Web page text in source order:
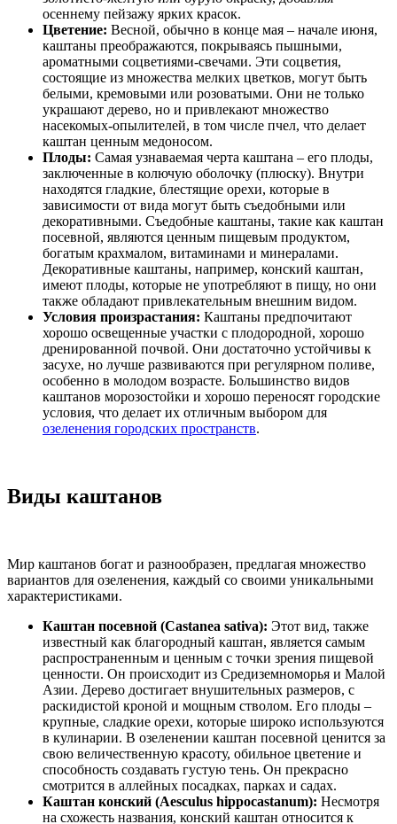
осеннему пейзажу ярких красок.
Цветение: Весной, обычно в конце мая – начале июня,
каштаны преображаются, покрываясь пышными,
ароматными соцветиями-свечами. Эти соцветия,
состоящие из множества мелких цветков, могут быть
белыми, кремовыми или розоватыми. Они не только
украшают дерево, но и привлекают множество
насекомых-опылителей, в том числе пчел, что делает
каштан ценным медоносом.
Плоды: Самая узнаваемая черта каштана – его плоды,
заключенные в колючую оболочку (плюску). Внутри
находятся гладкие, блестящие орехи, которые в
зависимости от вида могут быть съедобными или
декоративными. Съедобные каштаны, такие как каштан
посевной, являются ценным пищевым продуктом,
богатым крахмалом, витаминами и минералами.
Декоративные каштаны, например, конский каштан,
имеют плоды, которые не употребляют в пищу, но они
также обладают привлекательным внешним видом.
Условия произрастания: Каштаны предпочитают
хорошо освещенные участки с плодородной, хорошо
дренированной почвой. Они достаточно устойчивы к
засухе, но лучше развиваются при регулярном поливе,
особенно в молодом возрасте. Большинство видов
каштанов морозостойки и хорошо переносят городские
условия, что делает их отличным выбором для
озеленения городских пространств.
Виды каштанов
Мир каштанов богат и разнообразен, предлагая множество
вариантов для озеленения, каждый со своими уникальными
характеристиками.
Каштан посевной (Castanea sativa): Этот вид, также
известный как благородный каштан, является самым
распространенным и ценным с точки зрения пищевой
ценности. Он происходит из Средиземноморья и Малой
Азии. Дерево достигает внушительных размеров, с
раскидистой кроной и мощным стволом. Его плоды –
крупные, сладкие орехи, которые широко используются
в кулинарии. В озеленении каштан посевной ценится за
свою величественную красоту, обильное цветение и
способность создавать густую тень. Он прекрасно
смотрится в аллейных посадках, парках и садах.
Каштан конский (Aesculus hippocastanum): Несмотря
на схожесть названия, конский каштан относится к